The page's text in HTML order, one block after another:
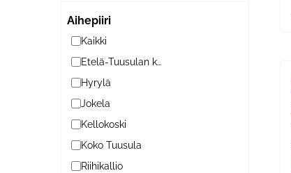
Aihepiiri
Kaikki
Etelä-Tuusulan kylät
Hyrylä
Jokela
Kellokoski
Koko Tuusula
Riihikallio